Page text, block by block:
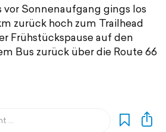
Sonnenaufgang gings los
zurück hoch zum Trailhead
Frühstückspause auf den
Bus zurück über die Route 66